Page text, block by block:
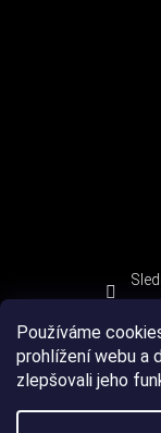
Používáme
prohlížení webu a
zlepšovali jeho